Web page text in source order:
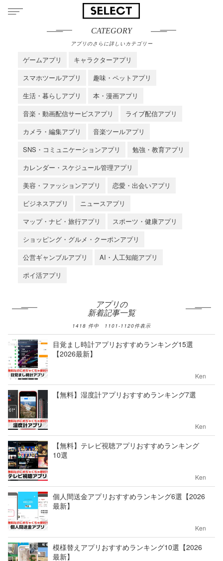
CATEGORY
アプリのさらに詳しいカテゴリー
ゲームアプリ
キャラクターアプリ
スマホツールアプリ
趣味・ペットアプリ
生活・暮らしアプリ
本・漫画アプリ
音楽・動画配信サービスアプリ
ライブ配信アプリ
カメラ・編集アプリ
音楽ツールアプリ
SNS・コミュニケーションアプリ
勉強・教育アプリ
カレンダー・スケジュール管理アプリ
美容・ファッションアプリ
恋愛・出会いアプリ
ビジネスアプリ
ニュースアプリ
マップ・ナビ・旅行アプリ
スポーツ・健康アプリ
ショッピング・グルメ・クーポンアプリ
公営ギャンブルアプリ
AI・人工知能アプリ
ポイ活アプリ
アプリの
新着記事一覧
1418 件中 1101-1120件表示
目覚まし時計アプリおすすめランキング15選
【2026最新】
Ken
【無料】湿度計アプリおすすめランキング7選
Ken
【無料】テレビ視聴アプリおすすめランキング
10選
Ken
個人間送金アプリおすすめランキング6選【2026
最新】
Ken
模様替えアプリおすすめランキング10選【2026
最新】